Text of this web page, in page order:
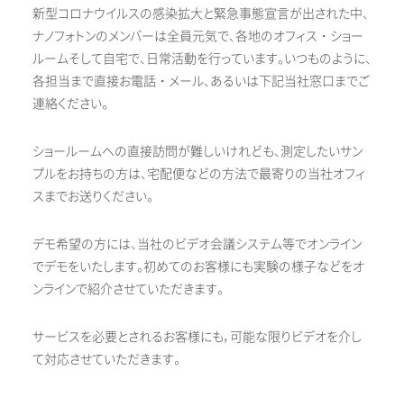
新型コロナウイルスの感染拡大と緊急事態宣言が出された中、
ナノフォトンのメンバーは全員元気で、各地のオフィス・ショー
ルームそして自宅で、日常活動を行っています。いつものように、
各担当まで直接お電話・メール、あるいは下記当社窓口までご
連絡ください。
ショールームへの直接訪問が難しいけれども、測定したいサン
プルをお持ちの方は、宅配便などの方法で最寄りの当社オフィ
スまでお送りください。
デモ希望の方には、当社のビデオ会議システム等でオンライン
でデモをいたします。初めてのお客様にも実験の様子などをオ
ンラインで紹介させていただきます。
サービスを必要とされるお客様にも，可能な限りビデオを介し
て対応させていただきます。